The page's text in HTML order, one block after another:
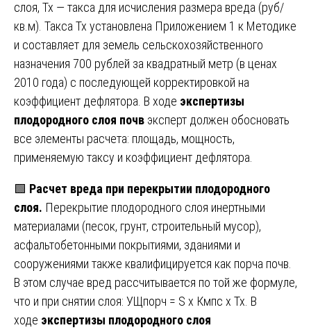
слоя, Тх — такса для исчисления размера вреда (руб/
кв.м). Такса Тх установлена Приложением 1 к Методике
и составляет для земель сельскохозяйственного
назначения 700 рублей за квадратный метр (в ценах
2010 года) с последующей корректировкой на
коэффициент дефлятора. В ходе экспертизы
плодородного слоя почв эксперт должен обосновать
все элементы расчета: площадь, мощность,
применяемую таксу и коэффициент дефлятора.
🟩 Расчет вреда при перекрытии плодородного
слоя. Перекрытие плодородного слоя инертными
материалами (песок, грунт, строительный мусор),
асфальтобетонными покрытиями, зданиями и
сооружениями также квалифицируется как порча почв.
В этом случае вред рассчитывается по той же формуле,
что и при снятии слоя: УЩпорч = S x Кмпс x Тх. В
ходе экспертизы плодородного слоя